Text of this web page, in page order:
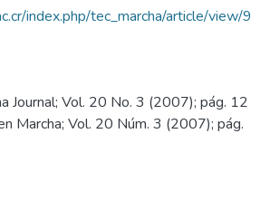
index.php/tec_marcha/article/view/9
Journal; Vol. 20 No. 3 (2007); pág. 12
Marcha; Vol. 20 Núm. 3 (2007); pág.